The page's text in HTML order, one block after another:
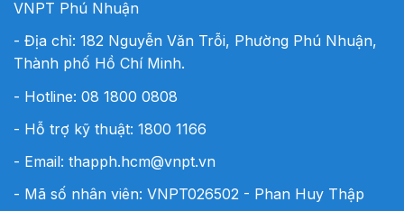
VNPT Phú Nhuận
- Địa chỉ: 182 Nguyễn Văn Trỗi, Phường Phú Nhuận,
Thành phố Hồ Chí Minh.
- Hotline: 08 1800 0808
- Hỗ trợ kỹ thuật: 1800 1166
- Email: thapph.hcm@vnpt.vn
- Mã số nhân viên: VNPT026502 - Phan Huy Thập